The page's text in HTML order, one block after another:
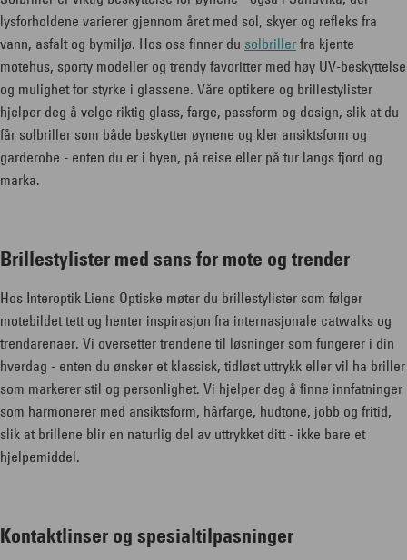
lysforholdene varierer gjennom året med sol, skyer og refleks fra
vann, asfalt og bymiljø. Hos oss finner du solbriller fra kjente
motehus, sporty modeller og trendy favoritter med høy UV-beskyttelse
og mulighet for styrke i glassene. Våre optikere og brillestylister
hjelper deg å velge riktig glass, farge, passform og design, slik at du
får solbriller som både beskytter øynene og kler ansiktsform og
garderobe - enten du er i byen, på reise eller på tur langs fjord og
marka.
Brillestylister med sans for mote og trender
Hos Interoptik Liens Optiske møter du brillestylister som følger
motebildet tett og henter inspirasjon fra internasjonale catwalks og
trendarenaer. Vi oversetter trendene til løsninger som fungerer i din
hverdag - enten du ønsker et klassisk, tidløst uttrykk eller vil ha briller
som markerer stil og personlighet. Vi hjelper deg å finne innfatninger
som harmonerer med ansiktsform, hårfarge, hudtone, jobb og fritid,
slik at brillene blir en naturlig del av uttrykket ditt - ikke bare et
hjelpemiddel.
Kontaktlinser og spesialtilpasninger